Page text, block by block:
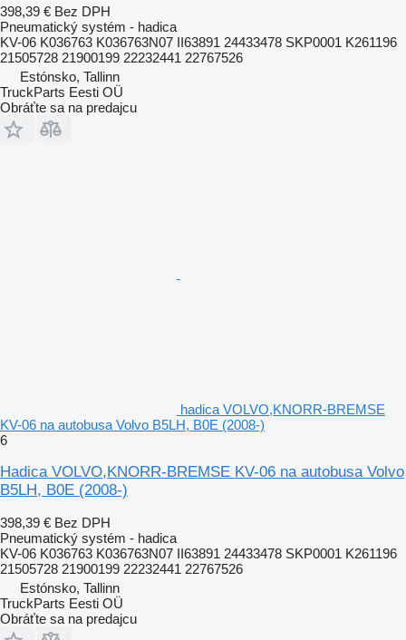
398,39 € Bez DPH
Pneumatický systém - hadica
KV-06 K036763 K036763N07 II63891 24433478 SKP0001 K261196
21505728 21900199 22232441 22767526
Estónsko, Tallinn
TruckParts Eesti OÜ
Obráťte sa na predajcu
hadica VOLVO,KNORR-BREMSE
KV-06 na autobusa Volvo B5LH, B0E (2008-)
6
Hadica VOLVO,KNORR-BREMSE KV-06 na autobusa Volvo
B5LH, B0E (2008-)
398,39 € Bez DPH
Pneumatický systém - hadica
KV-06 K036763 K036763N07 II63891 24433478 SKP0001 K261196
21505728 21900199 22232441 22767526
Estónsko, Tallinn
TruckParts Eesti OÜ
Obráťte sa na predajcu